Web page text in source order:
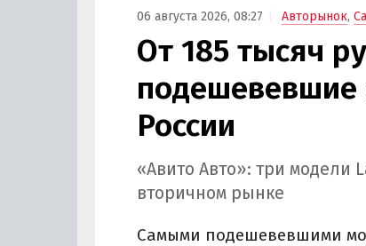
06 августа 2026, 08:27 Авторынок,
От 185 тысяч
подешевевшие
России
«Авито Авто»: три модели
вторичном рынке
Самыми подешевевшими